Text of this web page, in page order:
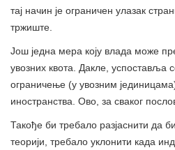
тај начин је ограничен улазак
тржиште.
Још једна мера коју влада може
увозних квота. Дакле, успоставља
ограничење (у увозним
иностранства. Ово, за сваког
Такође би требало разјаснити да
теорији, требало уклонити када